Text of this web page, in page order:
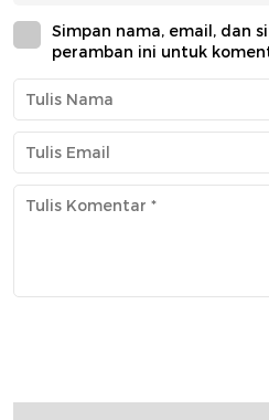
Simpan nama, email, dan
peramban ini untuk